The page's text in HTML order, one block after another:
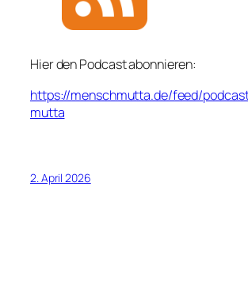
Hier den Podcast abonnieren:
https://menschmutta.de/feed/
mutta
2. April 2026